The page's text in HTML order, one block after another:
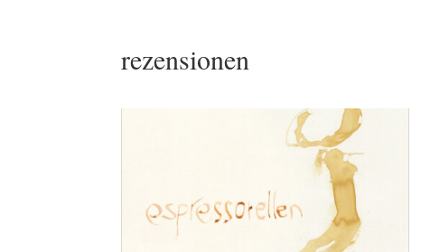
rezensionen